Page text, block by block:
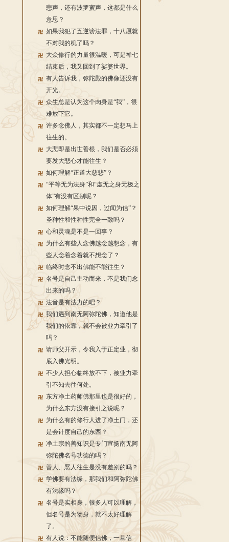
悲声，还有波罗蜜声，这都是什么
意思？
如果我犯了五逆谤法罪，十八愿就
不对我的机了吗？
大众修行的力量很温暖，可是禅七
结束后，我又回到了娑婆世界。
有人告诉我，弥陀殿的佛像还没有
开光。
众生总是认为这个肉身是“我”，很
难放下它。
许多念佛人，其实都不一定想马上
往生的。
大悲即是出世善根，我们是否必须
要发大悲心才能往生？
如何理解“正道大慈悲”？
“平等无为法身”和“虚无之身无极之
体”有没有区别呢？
如何理解“果中说因，过闻为信”？
圣种性和性种性完全一致吗？
心和灵魂是不是一回事？
为什么有些人念佛越念越想念，有
些人念着念着就不想念了？
临终时念不出佛能不能往生？
名号是自己主动而来，不是我们念
出来的吗？
法音是有法力的吧？
我们遇到南无阿弥陀佛，知道他是
我们的依靠，就不会被业力牵引了
吗？
请师父开示，令我入于正定业，彻
底入佛光明。
不少人担心临终放不下，被业力牵
引不知去往何处。
东方净土药师佛那里也是很好的，
为什么东方没有接引之说呢？
为什么有的修行人进了净土门，还
是会计度自己的东西？
净土宗的善知识是专门宣扬南无阿
弥陀佛名号功德的吗？
善人、恶人往生是没有差别的吗？
学佛要有法缘，那我们和阿弥陀佛
有法缘吗？
名号是实相身，很多人可以理解，
但名号是为物身，就不太好理解
了。
有人说：不能随便信佛，一旦信